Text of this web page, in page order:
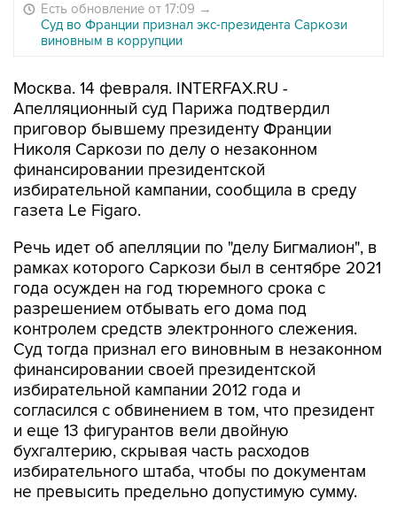
Есть обновление от 17:09 →
Суд во Франции признал экс-президента Саркози
виновным в коррупции
Москва. 14 февраля. INTERFAX.RU -
Апелляционный суд Парижа подтвердил
приговор бывшему президенту Франции
Николя Саркози по делу о незаконном
финансировании президентской
избирательной кампании, сообщила в среду
газета Le Figaro.
Речь идет об апелляции по "делу Бигмалион", в
рамках которого Саркози был в сентябре 2021
года осужден на год тюремного срока с
разрешением отбывать его дома под
контролем средств электронного слежения.
Суд тогда признал его виновным в незаконном
финансировании своей президентской
избирательной кампании 2012 года и
согласился с обвинением в том, что президент
и еще 13 фигурантов вели двойную
бухгалтерию, скрывая часть расходов
избирательного штаба, чтобы по документам
не превысить предельно допустимую сумму.